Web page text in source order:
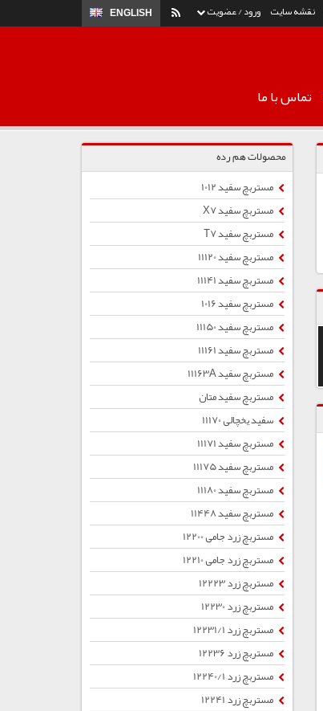
ورود / عضویت ENGLISH نقشه سایت
تماس با ما
محصولات هم رده
مستربچ سفید 1012
مستربچ سفید X7
مستربچ سفید T7
مستربچ سفید 11120
مستربچ سفید 11141
مستربچ سفید 1016
مستربچ سفید 11150
مستربچ سفید 11161
مستربچ سفید 11163A
مستربچ سفید متان
سفید یخچالی 11170
مستربچ سفید 11171
مستربچ سفید 11175
مستربچ سفید 11180
مستربچ سفید 11448
مستربچ زرد جامی 12200
مستربچ زرد جامی 12210
مستربچ زرد 12223
مستربچ زرد 12230
مستربچ زرد 12231/1
مستربچ زرد 12236
مستربچ زرد 12240/1
مستربچ زرد 12241